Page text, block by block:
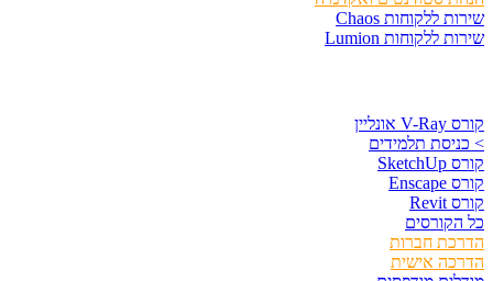
שירות ללקוחות Chaos
שירות ללקוחות Lumion
קורס V-Ray אונליין
> כניסת תלמידים
קורס SketchUp
קורס Enscape
קורס Revit
כל הקורסים
הדרכת חברות
הדרכה אישית